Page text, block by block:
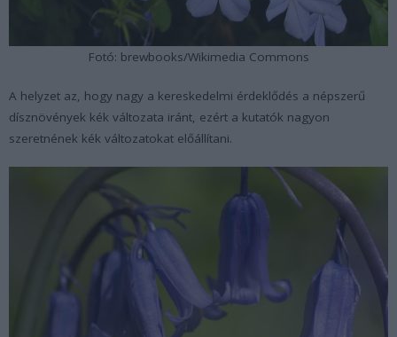
Fotó: brewbooks/Wikimedia Commons
A helyzet az, hogy nagy a kereskedelmi érdeklődés a népszerű
dísznövények kék változata iránt, ezért a kutatók nagyon
szeretnének kék változatokat előállítani.